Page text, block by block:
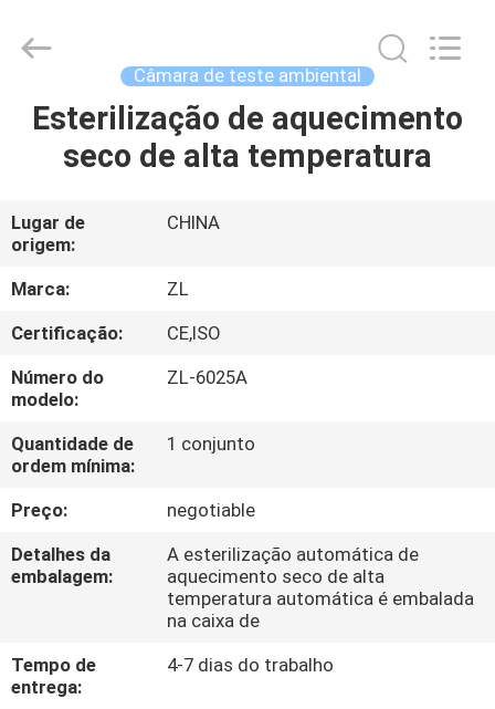
CASA
VÍDEOS
SOBRE
NÓS
EXCURSÃO
DA
FÁBRICA
CONTROLE
QUALIDADE
Instrument
Technology
Reserved.
Câmara de teste ambiental
Esterilização de aquecimento
seco de alta temperatura
Lugar de
origem:
CHINA
Marca:
ZL
Certificação:
CE,ISO
Número do
modelo:
ZL-6025A
Quantidade de
ordem mínima:
1 conjunto
Preço:
negotiable
Detalhes da
embalagem:
A esterilização automática de
aquecimento seco de alta
temperatura automática é embalada
na caixa de
Tempo de
entrega:
4-7 dias do trabalho